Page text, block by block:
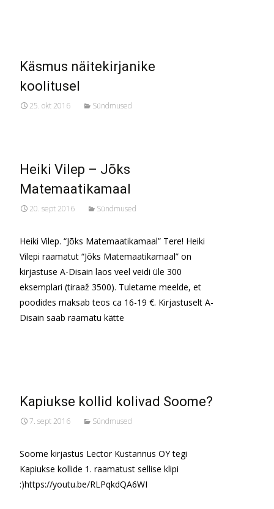
Käsmus näitekirjanike
koolitusel
25. okt 2016 Sündmused
Heiki Vilep – Jõks
Matemaatikamaal
20. sept 2016 Sündmused
Heiki Vilep. “Jõks Matemaatikamaal” Tere! Heiki
Vilepi raamatut “Jõks Matemaatikamaal” on
kirjastuse A-Disain laos veel veidi üle 300
eksemplari (tiraaž 3500). Tuletame meelde, et
poodides maksab teos ca 16-19 €. Kirjastuselt A-
Disain saab raamatu kätte
Kapiukse kollid kolivad Soome?
7. sept 2016 Sündmused
Soome kirjastus Lector Kustannus OY tegi
Kapiukse kollide 1. raamatust sellise klipi
:)https://youtu.be/RLPqkdQA6WI